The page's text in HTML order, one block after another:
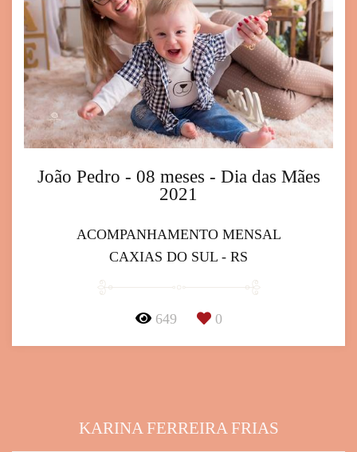
João Pedro - 08 meses - Dia das Mães
2021
ACOMPANHAMENTO MENSAL
CAXIAS DO SUL - RS
649 0
KARINA FERREIRA FRIAS